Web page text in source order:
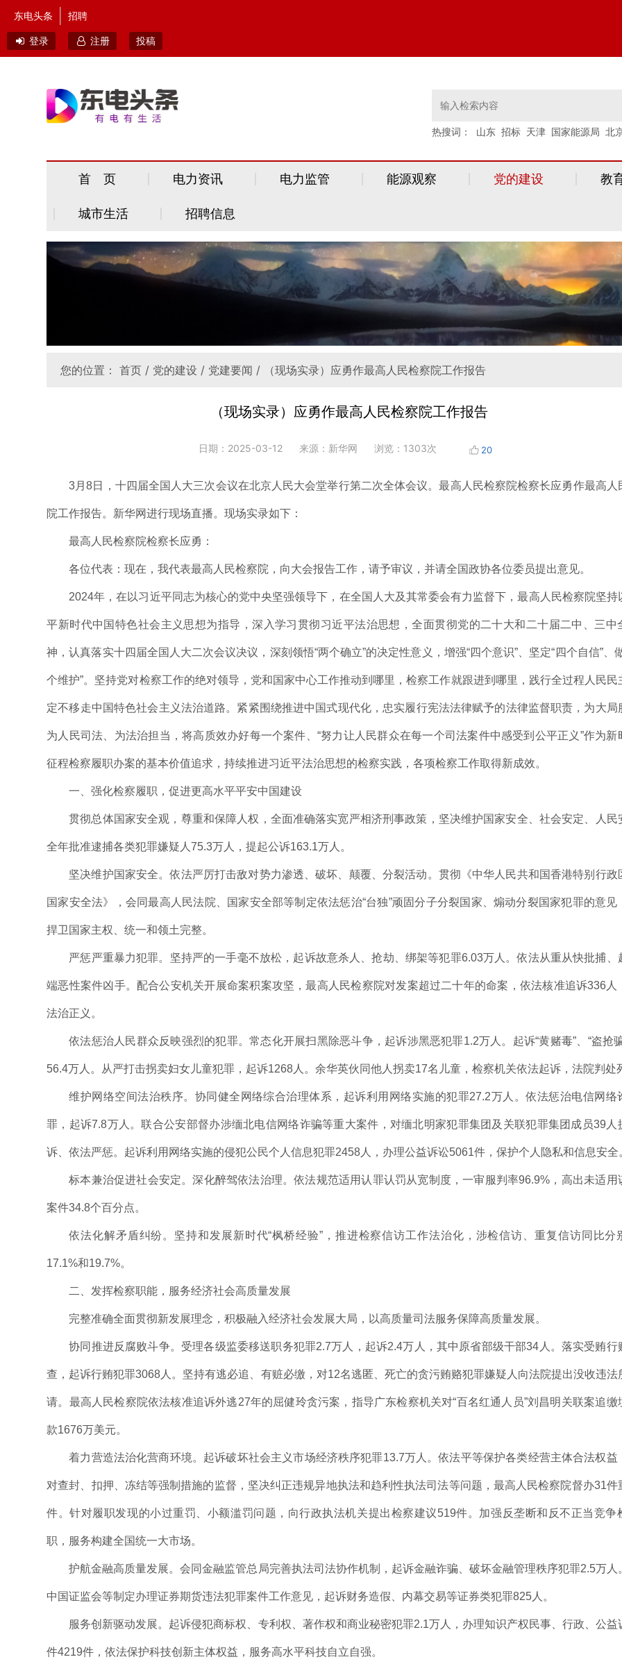
东电头条 招聘
登录 注册 投稿
热搜词： 山东 招标 天津 国家能源局 北
首 页 电力资讯 电力监管 能源观察 党的建设 教
城市生活 招聘信息
您的位置：首页 / 党的建设 / 党建要闻 / （现场实录）应勇作最高人民检察院工作报告
（现场实录）应勇作最高人民检察院工作报告
日期：2025-03-12 来源：新华网 浏览：1303次 20
3月8日，十四届全国人大三次会议在北京人民大会堂举行第二次全体会议。最高人民检察院检察长应勇作最高人
院工作报告。新华网进行现场直播。现场实录如下：
最高人民检察院检察长应勇：
各位代表：现在，我代表最高人民检察院，向大会报告工作，请予审议，并请全国政协各位委员提出意见。
2024年，在以习近平同志为核心的党中央坚强领导下，在全国人大及其常委会有力监督下，最高人民检察院坚持
平新时代中国特色社会主义思想为指导，深入学习贯彻习近平法治思想，全面贯彻党的二十大和二十届二中、三中
神，认真落实十四届全国人大二次会议决议，深刻领悟“两个确立”的决定性意义，增强“四个意识”、坚定“四个自信”、
个维护”。坚持党对检察工作的绝对领导，党和国家中心工作推动到哪里，检察工作就跟进到哪里，践行全过程人民民
定不移走中国特色社会主义法治道路。紧紧围绕推进中国式现代化，忠实履行宪法法律赋予的法律监督职责，为大局
为人民司法、为法治担当，将高质效办好每一个案件、“努力让人民群众在每一个司法案件中感受到公平正义”作为新
征程检察履职办案的基本价值追求，持续推进习近平法治思想的检察实践，各项检察工作取得新成效。
一、强化检察履职，促进更高水平平安中国建设
贯彻总体国家安全观，尊重和保障人权，全面准确落实宽严相济刑事政策，坚决维护国家安全、社会安定、人民
全年批准逮捕各类犯罪嫌疑人75.3万人，提起公诉163.1万人。
坚决维护国家安全。依法严厉打击敌对势力渗透、破坏、颠覆、分裂活动。贯彻《中华人民共和国香港特别行政
国家安全法》，会同最高人民法院、国家安全部等制定依法惩治“台独”顽固分子分裂国家、煽动分裂国家犯罪的意见
捍卫国家主权、统一和领土完整。
严惩严重暴力犯罪。坚持严的一手毫不放松，起诉故意杀人、抢劫、绑架等犯罪6.03万人。依法从重从快批捕、
端恶性案件凶手。配合公安机关开展命案积案攻坚，最高人民检察院对发案超过二十年的命案，依法核准追诉336人
法治正义。
依法惩治人民群众反映强烈的犯罪。常态化开展扫黑除恶斗争，起诉涉黑恶犯罪1.2万人。起诉“黄赌毒”、“盗抢
56.4万人。从严打击拐卖妇女儿童犯罪，起诉1268人。余华英伙同他人拐卖17名儿童，检察机关依法起诉，法院判处
维护网络空间法治秩序。协同健全网络综合治理体系，起诉利用网络实施的犯罪27.2万人。依法惩治电信网络
罪，起诉7.8万人。联合公安部督办涉缅北电信网络诈骗等重大案件，对缅北明家犯罪集团及关联犯罪集团成员39人
诉、依法严惩。起诉利用网络实施的侵犯公民个人信息犯罪2458人，办理公益诉讼5061件，保护个人隐私和信息安全
标本兼治促进社会安定。深化醉驾依法治理。依法规范适用认罪认罚从宽制度，一审服判率96.9%，高出未适用
案件34.8个百分点。
依法化解矛盾纠纷。坚持和发展新时代“枫桥经验”，推进检察信访工作法治化，涉检信访、重复信访同比分
17.1%和19.7%。
二、发挥检察职能，服务经济社会高质量发展
完整准确全面贯彻新发展理念，积极融入经济社会发展大局，以高质量司法服务保障高质量发展。
协同推进反腐败斗争。受理各级监委移送职务犯罪2.7万人，起诉2.4万人，其中原省部级干部34人。落实受贿行
查，起诉行贿犯罪3068人。坚持有逃必追、有赃必缴，对12名逃匿、死亡的贪污贿赂犯罪嫌疑人向法院提出没收违法
请。最高人民检察院依法核准追诉外逃27年的屈健玲贪污案，指导广东检察机关对“百名红通人员”刘昌明关联案追缴
款1676万美元。
着力营造法治化营商环境。起诉破坏社会主义市场经济秩序犯罪13.7万人。依法平等保护各类经营主体合法权益
对查封、扣押、冻结等强制措施的监督，坚决纠正违规异地执法和趋利性执法司法等问题，最高人民检察院督办31件
件。针对履职发现的小过重罚、小额滥罚问题，向行政执法机关提出检察建议519件。加强反垄断和反不正当竞争
职，服务构建全国统一大市场。
护航金融高质量发展。会同金融监管总局完善执法司法协作机制，起诉金融诈骗、破坏金融管理秩序犯罪2.5万人
中国证监会等制定办理证券期货违法犯罪案件工作意见，起诉财务造假、内幕交易等证券类犯罪825人。
服务创新驱动发展。起诉侵犯商标权、专利权、著作权和商业秘密犯罪2.1万人，办理知识产权民事、行政、公益
件4219件，依法保护科技创新主体权益，服务高水平科技自立自强。